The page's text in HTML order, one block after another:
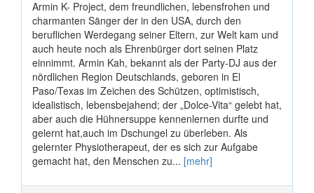
Armin K- Project, dem freundlichen, lebensfrohen und
charmanten Sänger der in den USA, durch den
beruflichen Werdegang seiner Eltern, zur Welt kam und
auch heute noch als Ehrenbürger dort seinen Platz
einnimmt. Armin Kah, bekannt als der Party-DJ aus der
nördlichen Region Deutschlands, geboren in El
Paso/Texas im Zeichen des Schützen, optimistisch,
idealistisch, lebensbejahend; der „Dolce-Vita“ gelebt hat,
aber auch die Hühnersuppe kennenlernen durfte und
gelernt hat,auch im Dschungel zu überleben. Als
gelernter Physiotherapeut, der es sich zur Aufgabe
gemacht hat, den Menschen zu... [mehr]